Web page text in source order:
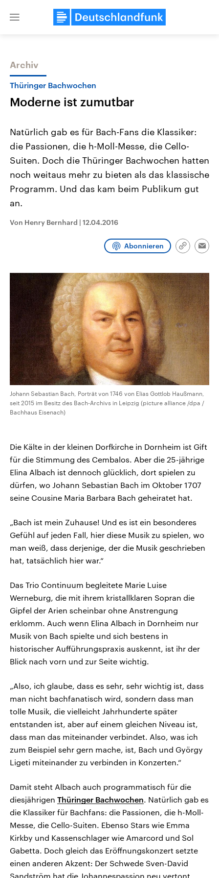
Close
Themen
Landtagswahl Sachsen-Anhalt
2026
Alle Informationen
Sachsen-Anhalt wählt am 6.
September 2026 einen neuen
Bundesland von einer Koalition aus
CDU, SPD und FDP regiert.-
Wahlprogramme, aktuelle Berichte
und Hintergründe zu den Parteien
USA
Aktuelle Beiträge,
Hintergründe
Wirtschaftlich und
Programm Podcasts
Audio-Archiv
Archiv
Thüringer Bachwochen
Moderne ist zumutbar
Natürlich gab es für Bach-Fans die Klassiker:
die Passionen, die h-Moll-Messe, die Cello-
Suiten. Doch die Thüringer Bachwochen hatten
noch weitaus mehr zu bieten als das klassische
Programm. Und das kam beim Publikum gut
an.
Von Henry Bernhard | 12.04.2016
Abonnieren
Link
Johann Sebastian Bach, Porträt von 1746 von Elias Gottlob Haußmann,
seit 2015 im Besitz des Bach-Archivs in Leipzig (picture alliance /dpa /
Bachhaus Eisenach)
Die Kälte in der kleinen Dorfkirche in Dornheim ist Gift
für die Stimmung des Cembalos. Aber die 25-jährige
Elina Albach ist dennoch glücklich, dort spielen zu
dürfen, wo Johann Sebastian Bach im Oktober 1707
seine Cousine Maria Barbara Bach geheiratet hat.
„Bach ist mein Zuhause! Und es ist ein besonderes
Gefühl auf jeden Fall, hier diese Musik zu spielen, wo
man weiß, dass derjenige, der die Musik geschrieben
hat, tatsächlich hier war.“
Das Trio Continuum begleitete Marie Luise
Werneburg, die mit ihrem kristallklaren Sopran die
Gipfel der Arien scheinbar ohne Anstrengung
erklomm. Auch wenn Elina Albach in Dornheim nur
Musik von Bach spielte und sich bestens in
historischer Aufführungspraxis auskennt, ist ihr der
Blick nach vorn und zur Seite wichtig.
„Also, ich glaube, dass es sehr, sehr wichtig ist, dass
man nicht bachfanatisch wird, sondern dass man
tolle Musik, die vielleicht Jahrhunderte später
entstanden ist, aber auf einem gleichen Niveau ist,
dass man das miteinander verbindet. Also, was ich
zum Beispiel sehr gern mache, ist, Bach und György
Ligeti miteinander zu verbinden in Konzerten.“
Damit steht Albach auch programmatisch für die
diesjährigen Thüringer Bachwochen. Natürlich gab es
die Klassiker für Bachfans: die Passionen, die h-Moll-
Messe, die Cello-Suiten. Ebenso Stars wie Emma
Kirkby und Kassenschlager wie Amarcord und Sol
Gabetta. Doch gleich das Eröffnungskonzert setzte
einen anderen Akzent: Der Schwede Sven-David
Sandström hat die Johannespassion neu vertont.